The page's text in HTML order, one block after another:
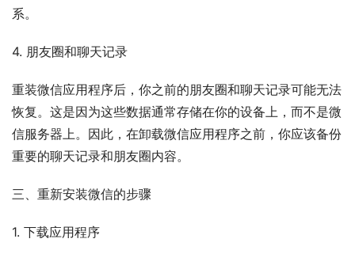
系。
4. 朋友圈和聊天记录
重装微信应用程序后，你之前的朋友圈和聊天记录可能无法
恢复。这是因为这些数据通常存储在你的设备上，而不是微
信服务器上。因此，在卸载微信应用程序之前，你应该备份
重要的聊天记录和朋友圈内容。
三、重新安装微信的步骤
1. 下载应用程序